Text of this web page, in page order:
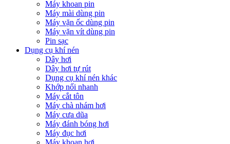
Máy khoan pin
Máy mài dùng pin
Máy vặn ốc dùng pin
Máy vặn vít dùng pin
Pin sạc
Dụng cụ khí nén
Dây hơi
Dây hơi tự rút
Dụng cụ khí nén khác
Khớp nối nhanh
Máy cắt tôn
Máy chà nhám hơi
Máy cưa dũa
Máy đánh bóng hơi
Máy đục hơi
Máy khoan hơi